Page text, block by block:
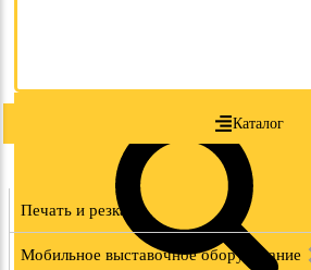
Каталог
Печать и резка
Мобильное выставочное оборудование